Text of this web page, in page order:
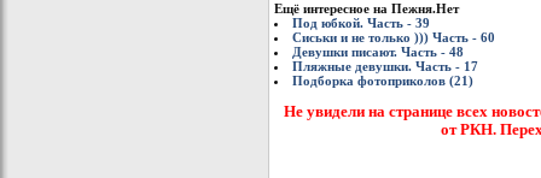
Ещё интересное на Пежня.Нет
Под юбкой. Часть - 39
Сиськи и не только ))) Часть - 60
Девушки писают. Часть - 48
Пляжные девушки. Часть - 17
Подборка фотоприколов (21)
Не увидели на странице всех
от РКН.